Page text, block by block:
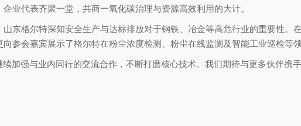
业代表齐聚一堂，共商一氧化碳治理与资源高效利用的大计。
东格尔特深知安全生产与达标排放对于钢铁、冶金等高危行业的重要性。
参会嘉宾展示了格尔特在粉尘浓度检测、粉尘在线监测及智能工业巡检等
加强与业内同行的交流合作，不断打磨核心技术。我们期待与更多伙伴携